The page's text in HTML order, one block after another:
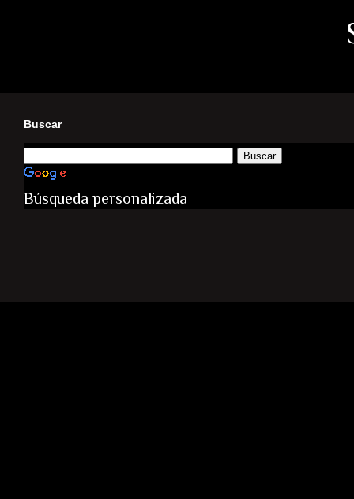
Buscar
Búsqueda personalizada